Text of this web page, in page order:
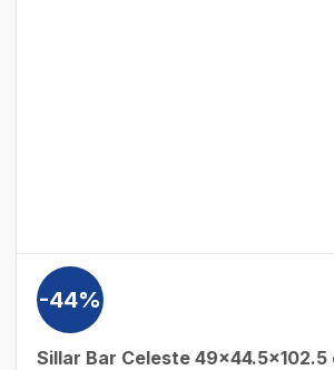
-44%
Sillar Bar Celeste